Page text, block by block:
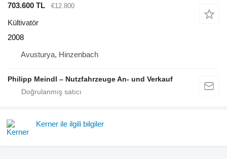
703.600 TL
€12.800
Kültivatör
2008
Avusturya, Hinzenbach
Philipp Meindl – Nutzfahrzeuge An- und Verkauf
Kerner ile ilgili bilgiler